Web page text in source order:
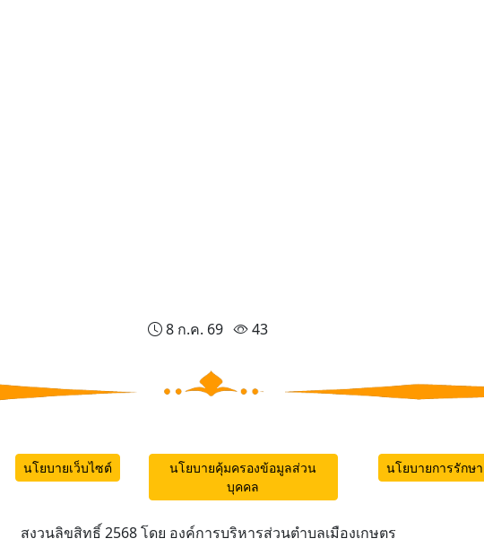
8 ก.ค. 69 43
นโยบายเว็บไซต์
นโยบายคุ้มครองข้อมูลส่วน
บุคคล
นโยบายการรักษ
สงวนลิขสิทธิ์ 2568 โดย องค์การบริหารส่วนตำบลเมืองเกษตร